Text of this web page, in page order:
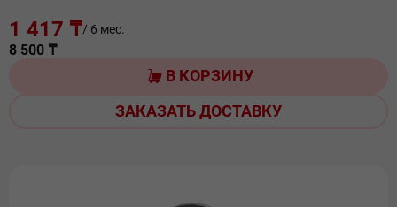
1 417 ₸/ 6 мес.
8 500 ₸
В КОРЗИНУ
ЗАКАЗАТЬ ДОСТАВКУ